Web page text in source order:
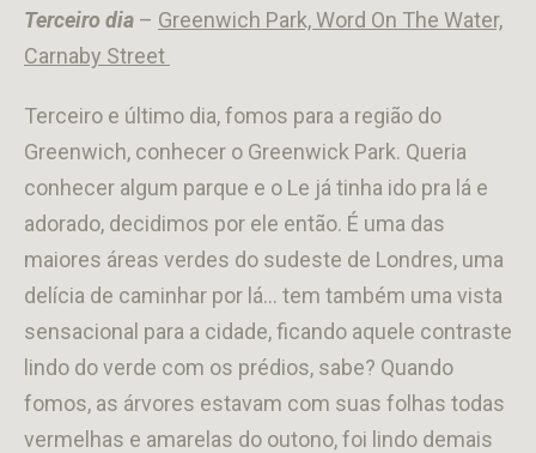
Terceiro dia – Greenwich Park, Word On The Water,
Carnaby Street
Terceiro e último dia, fomos para a região do
Greenwich, conhecer o Greenwick Park. Queria
conhecer algum parque e o Le já tinha ido pra lá e
adorado, decidimos por ele então. É uma das
maiores áreas verdes do sudeste de Londres, uma
delícia de caminhar por lá… tem também uma vista
sensacional para a cidade, ficando aquele contraste
lindo do verde com os prédios, sabe? Quando
fomos, as árvores estavam com suas folhas todas
vermelhas e amarelas do outono, foi lindo demais